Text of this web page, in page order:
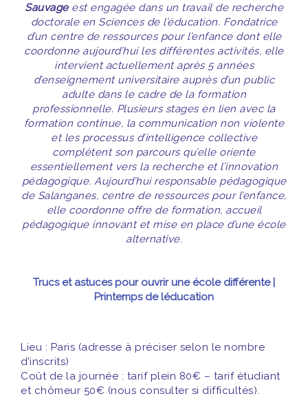
Sauvageest engagée dans un travail de recherche
doctorale en Sciences de l’éducation. Fondatrice
d’un centre de ressources pour l’enfance dont elle
coordonne aujourd’hui les différentes activités, elle
intervient actuellement après 5 années
d’enseignement universitaire auprès d’un public
adulte dans le cadre de la formation
professionnelle. Plusieurs stages en lien avec la
formation continue, la communication non violente
et les processus d’intelligence collective
complètent son parcours qu’elle oriente
essentiellement vers la recherche et l’innovation
pédagogique. Aujourd’hui responsable pédagogique
de Salanganes, centre de ressources pour l’enfance,
elle coordonne offre de formation, accueil
pédagogique innovant et mise en place d’une école
alternative.
Trucs et astuces pour ouvrir une école différente |
Printemps de léducation
Lieu : Paris (adresse à préciser selon le nombre
d’inscrits)
Coût de la journée : tarif plein 80€ – tarif étudiant
et chômeur 50€ (nous consulter si difficultés).